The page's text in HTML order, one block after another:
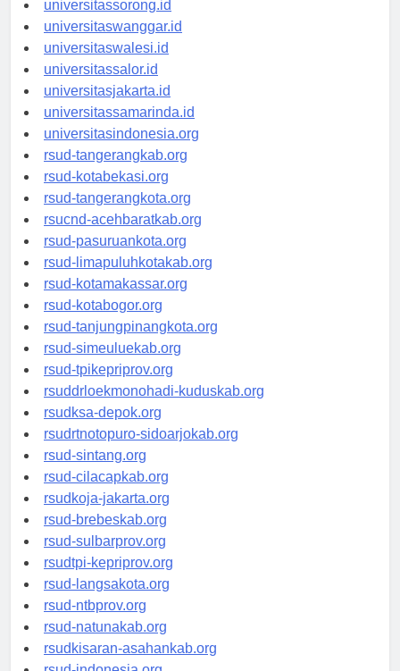
universitassorong.id
universitaswanggar.id
universitaswalesi.id
universitassalor.id
universitasjakarta.id
universitassamarinda.id
universitasindonesia.org
rsud-tangerangkab.org
rsud-kotabekasi.org
rsud-tangerangkota.org
rsucnd-acehbaratkab.org
rsud-pasuruankota.org
rsud-limapuluhkotakab.org
rsud-kotamakassar.org
rsud-kotabogor.org
rsud-tanjungpinangkota.org
rsud-simeuluekab.org
rsud-tpikepriprov.org
rsuddrloekmonohadi-kuduskab.org
rsudksa-depok.org
rsudrtnotopuro-sidoarjokab.org
rsud-sintang.org
rsud-cilacapkab.org
rsudkoja-jakarta.org
rsud-brebeskab.org
rsud-sulbarprov.org
rsudtpi-kepriprov.org
rsud-langsakota.org
rsud-ntbprov.org
rsud-natunakab.org
rsudkisaran-asahankab.org